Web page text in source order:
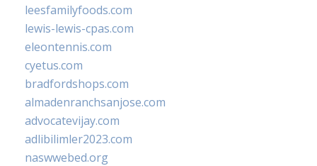
leesfamilyfoods.com
lewis-lewis-cpas.com
eleontennis.com
cyetus.com
bradfordshops.com
almadenranchsanjose.com
advocatevijay.com
adlibilimler2023.com
naswwebed.org